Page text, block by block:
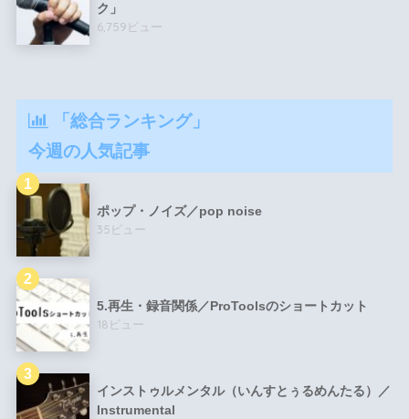
ク」
6,759ビュー
「総合ランキング」
今週の人気記事
ポップ・ノイズ／pop noise
35ビュー
5.再生・録音関係／ProToolsのショートカット
18ビュー
インストゥルメンタル（いんすとぅるめんたる）／
Instrumental